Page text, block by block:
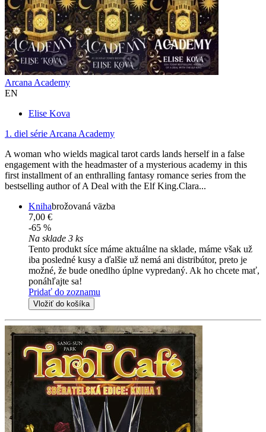
Arcana Academy
EN
Elise Kova
1. diel série Arcana Academy
A woman who wields magical tarot cards lands herself in a false
engagement with the headmaster of a mysterious academy in this
first installment of an enthralling fantasy romance series from the
bestselling author of A Deal with the Elf King.Clara...
Knihabrožovaná väzba
7,00 €
-65 %
Na sklade 3 ks
Tento produkt síce máme aktuálne na sklade, máme však už
iba posledné kusy a ďalšie už nemá ani distribútor, preto je
možné, že bude onedlho úplne vypredaný. Ak ho chcete mať,
ponáhľajte sa!
Pridať do zoznamu
Vložiť do košíka